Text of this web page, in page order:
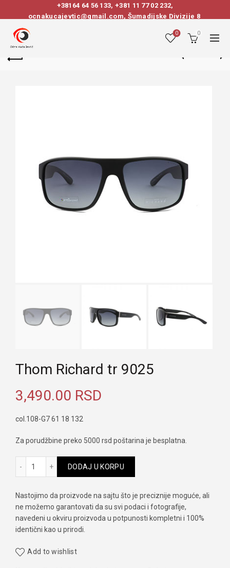
+38164 64 56 133, +381 11 77 02 232,
ocnakucajevtic@gmail.com, Šumadijske Divizije 8
0 0
Thom Richard tr 9025
3,490.00 RSD
col.108-G7 61 18 132
Za porudžbine preko 5000 rsd poštarina je besplatna.
Thom Richard tr 9025 količina
DODAJ U KORPU
Nastojimo da proizvode na sajtu što je preciznije moguće, ali
ne možemo garantovati da su svi podaci i fotografije,
navedeni u okviru proizvoda u potpunosti kompletni i 100%
identični kao u prirodi.
Add to wishlist